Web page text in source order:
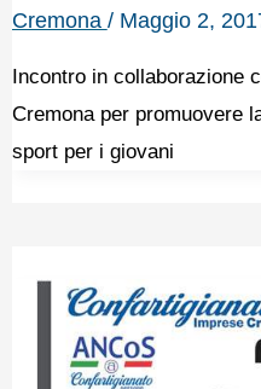
Cremona / Maggio 2,
Incontro in collaborazione
Cremona per promuovere
sport per i giovani